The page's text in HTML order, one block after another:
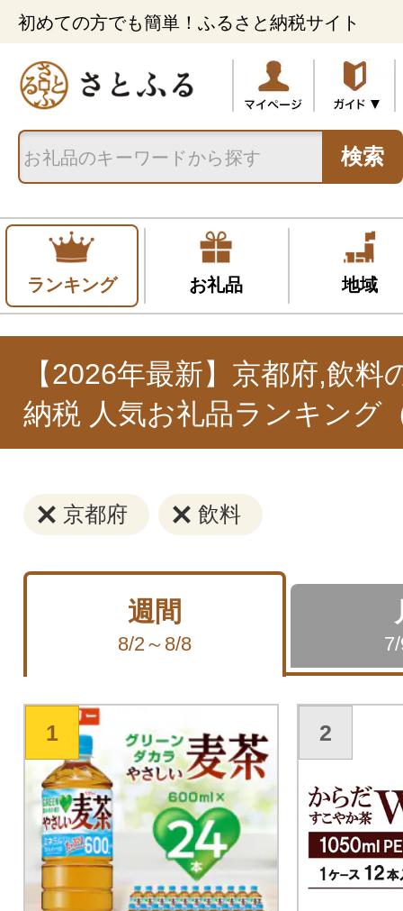
初めての方でも簡単！ふるさと納税サイト
検索
ランキング お礼品 地域
【2026年最新】京都府,飲料
納税 人気お礼品ランキング
京都府 飲料
週間
8/2～8/8
1 2